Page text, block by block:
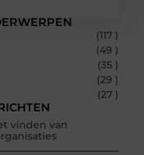
(117 )
(49 )
(35 )
(29 )
(27 )
vinden van